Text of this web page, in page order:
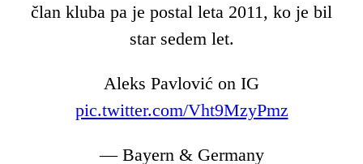
član kluba pa je postal leta 2011, ko je bil
star sedem let.
Aleks Pavlović on IG
pic.twitter.com/Vht9MzyPmz
— Bayern & Germany